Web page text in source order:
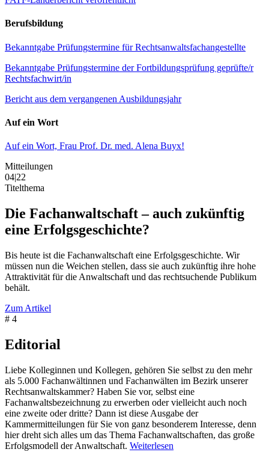
Berufsbildung
Bekanntgabe Prüfungstermine für Rechtsanwaltsfachangestellte
Bekanntgabe Prüfungstermine der Fortbildungsprüfung geprüfte/r
Rechtsfachwirt/in
Bericht aus dem vergangenen Ausbildungsjahr
Auf ein Wort
Auf ein Wort, Frau Prof. Dr. med. Alena Buyx!
Mitteilungen
04|22
Titelthema
Die Fachanwaltschaft – auch zukünftig
eine Erfolgsgeschichte?
Bis heute ist die Fachanwaltschaft eine Erfolgsgeschichte. Wir
müssen nun die Weichen stellen, dass sie auch zukünftig ihre hohe
Attraktivität für die Anwaltschaft und das rechtsuchende Publikum
behält.
Zum Artikel
# 4
Editorial
Liebe Kolleginnen und Kollegen, gehören Sie selbst zu den mehr
als 5.000 Fachanwältinnen und Fachanwälten im Bezirk unserer
Rechtsanwaltskammer? Haben Sie vor, selbst eine
Fachanwaltsbezeichnung zu erwerben oder vielleicht auch noch
eine zweite oder dritte? Dann ist diese Ausgabe der
Kammermitteilungen für Sie von ganz besonderem Interesse, denn
hier dreht sich alles um das Thema Fachanwaltschaften, das große
Erfolgsmodell der Anwaltschaft. Weiterlesen